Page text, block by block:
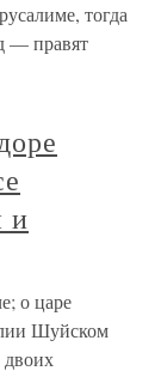
тогда
— правят
и
о царе
Шуйском